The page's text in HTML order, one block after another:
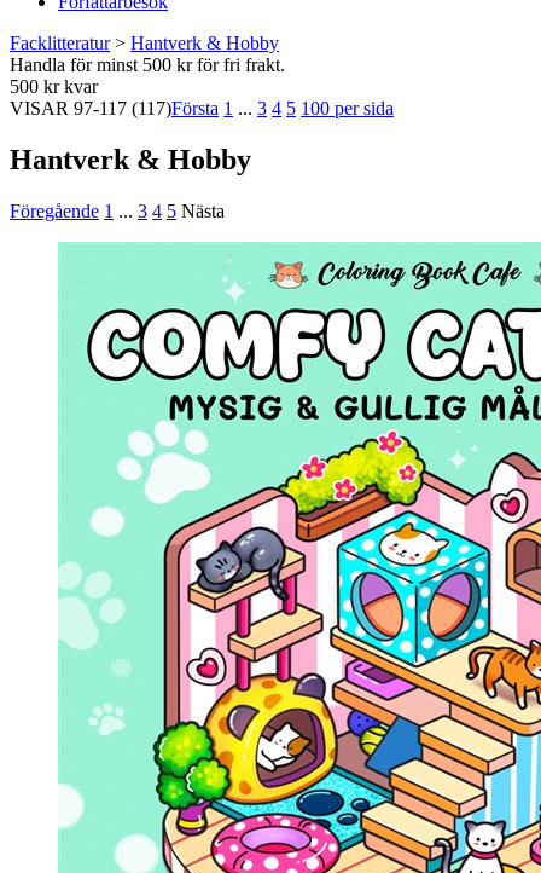
Facklitteratur> Hantverk & Hobby
Handla för minst 500 kr för fri frakt.
500 kr kvar
VISAR 97-117 (117)Första 1 ... 3 4 5 100 per sida
Hantverk & Hobby
Föregående 1 ... 3 4 5 Nästa